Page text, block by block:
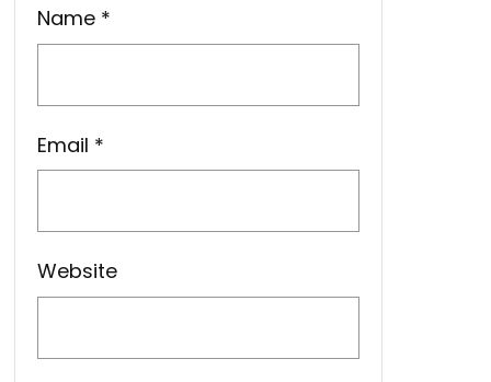
Name *
Email *
Website